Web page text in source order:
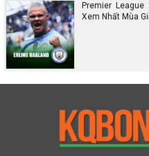
Premier
Xem Nhất Mùa